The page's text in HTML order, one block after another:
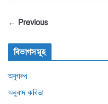
← Previous
বিভাগসমূহ
অণুগল্প
অনুবাদ কবিতা